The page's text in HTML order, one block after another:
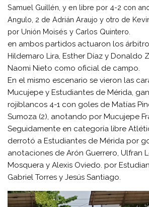
Samuel Guillén, y en libre por 4-2 con
Angulo, 2 de Adrián Araujo y otro de
por Unión Moisés y Carlos Quintero.
en ambos partidos actuaron los
Hildemaro Lira, Esther Díaz y Donaldo
Naomi Nieto como oficial de campo.
En el mismo escenario se vieron las
Mucujepe y Estudiantes de Mérida,
rojiblancos 4-1 con goles de Matías
Sumoza (2), anotando por Mucujepe
Seguidamente en categoría libre
derrotó a Estudiantes de Mérida por
anotaciones de Arón Guerrero, Ulfran
Mosquera y Alexis Oviedo. por
Gabriel Torres y Jesús Santiago.